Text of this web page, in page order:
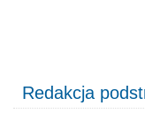
Redakcja